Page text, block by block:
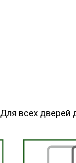
Для всех дверей